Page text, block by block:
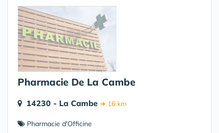
Pharmacie De La Cambe
14230 - La Cambe ➔ 16 km
Pharmacie d'Officine